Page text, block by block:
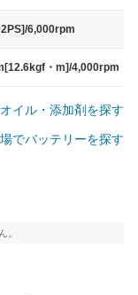
6,000rpm
・m]/4,000rpm
イル・添加剤を探す
でバッテリーを探す
。